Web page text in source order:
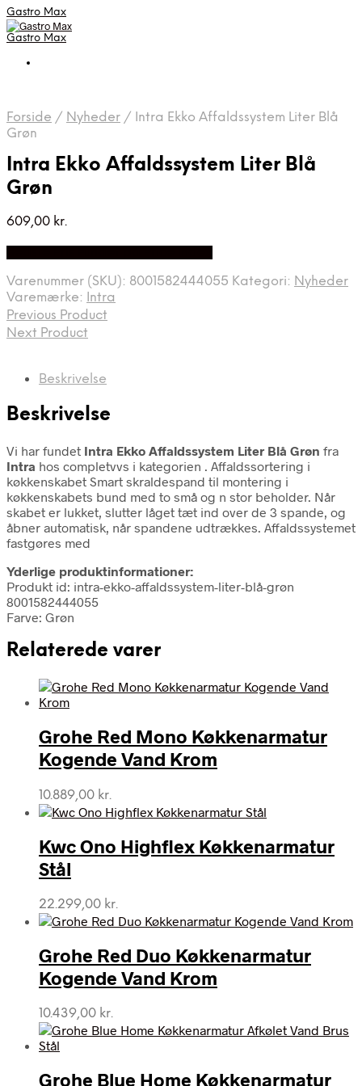
Gastro Max
Gastro Max
Forside / Nyheder / Intra Ekko Affaldssystem Liter Blå
Grøn
Intra Ekko Affaldssystem Liter Blå
Grøn
609,00 kr.
Varenummer (SKU): 8001582444055 Kategori: Nyheder
Varemærke: Intra
Previous Product
Next Product
Beskrivelse
Beskrivelse
Vi har fundet Intra Ekko Affaldssystem Liter Blå Grøn fra
Intra hos completvvs i kategorien . Affaldssortering i
køkkenskabet Smart skraldespand til montering i
køkkenskabets bund med to små og n stor beholder. Når
skabet er lukket, slutter låget tæt ind over de 3 spande, og
åbner automatisk, når spandene udtrækkes. Affaldssystemet
fastgøres med
Yderlige produktinformationer:
Produkt id: intra-ekko-affaldssystem-liter-blå-grøn
8001582444055
Farve: Grøn
Relaterede varer
Grohe Red Mono Køkkenarmatur
Kogende Vand Krom
10.889,00 kr.
Kwc Ono Highflex Køkkenarmatur
Stål
22.299,00 kr.
Grohe Red Duo Køkkenarmatur
Kogende Vand Krom
10.439,00 kr.
Grohe Blue Home Køkkenarmatur